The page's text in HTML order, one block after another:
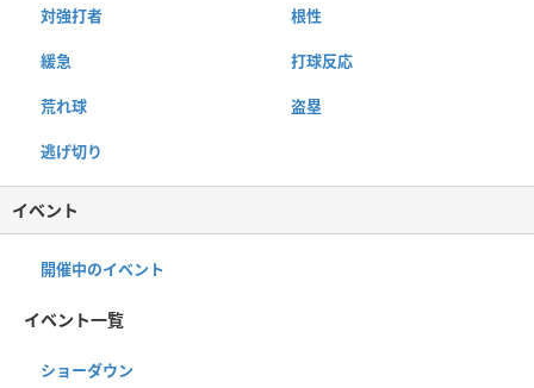
対強打者 根性
緩急 打球反応
荒れ球 盗塁
逃げ切り
イベント
開催中のイベント
イベント一覧
ショーダウン